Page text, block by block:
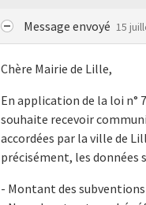
Message envoyé 15
Chère Mairie de Lille,
En application de la loi n°
souhaite recevoir
accordées par la ville de
précisément, les données
- Montant des